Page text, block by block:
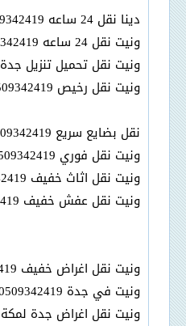
دينا نقل 24 ساعه 0509342419
ونيت نقل 24 ساعه 0509342419
ونيت نقل تحميل تنزيل جدة 0509342419
ونيت نقل رخيص 0509342419
نقل بضايع سريع 0509342419
ونيت نقل فوري 0509342419
ونيت نقل اثاث خفيف 0509342419
ونيت نقل عفش خفيف 0509342419
ونيت نقل اغراض خفيف 0509342419
ونيت في جدة 0509342419
ونيت نقل اغراض جدة لمكة 0509342419